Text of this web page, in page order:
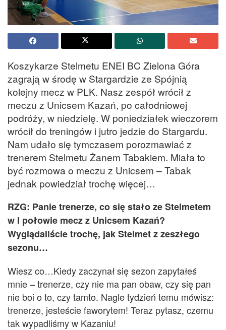
Koszykarze Stelmetu ENEI BC Zielona Góra
zagrają w środę w Stargardzie ze Spójnią
kolejny mecz w PLK. Nasz zespół wrócił z
meczu z Unicsem Kazań, po całodniowej
podróży, w niedzielę. W poniedziałek wieczorem
wrócił do treningów i jutro jedzie do Stargardu.
Nam udało się tymczasem porozmawiać z
trenerem Stelmetu Żanem Tabakiem. Miała to
być rozmowa o meczu z Unicsem – Tabak
jednak powiedział trochę więcej…
RZG: Panie trenerze, co się stało ze Stelmetem
w I połowie mecz z Unicsem Kazań?
Wyglądaliście trochę, jak Stelmet z zeszłego
sezonu…
Wiesz co…Kiedy zaczynał się sezon zapytałeś
mnie – trenerze, czy nie ma pan obaw, czy się pan
nie boi o to, czy tamto. Nagle tydzień temu mówisz:
trenerze, jesteście faworytem! Teraz pytasz, czemu
tak wypadliśmy w Kazaniu!